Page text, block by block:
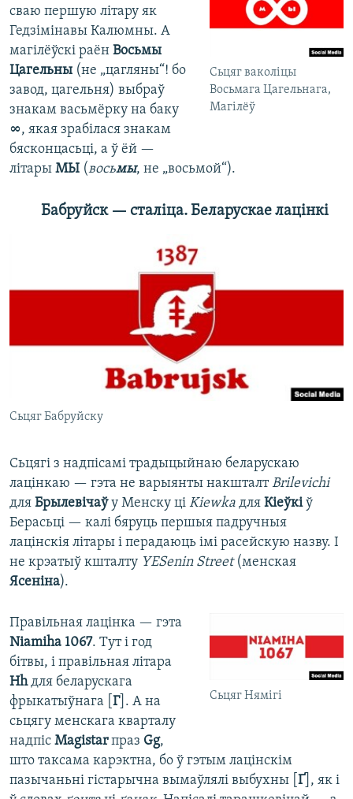
Сьцяг ваколіцы
Восьмага Цагельнага,
Магілёў
сваю першую літару як
Гедзімінавы Калюмны. А
магілёўскі раён Восьмы
Цагельны (не „цагляны“! бо
завод, цагельня) выбраў
знакам васьмёрку на баку
∞, якая зрабілася знакам
бясконцасьці, а ў ёй —
літары МЫ (восьмы, не „восьмой“).
Бабруйск — сталіца. Беларускае лацінкі
Сьцяг Бабруйску
Сьцягі з надпісамі традыцыйнаю беларускаю
лацінкаю — гэта не варыянты накшталтBrilevichi
для Брылевічаўу Менску ці Kiewka для Кіеўкіў
Берасьці — калі бяруць першыя падручныя
лацінскія літары і перадаюць імі расейскую назву. І
не крэатыў кшталту YESenin Street(менская
Ясеніна).
Сьцяг Нямігі
Правільная лацінка — гэта
Niamiha 1067. Тут і год
бітвы, і правільная літара
Hhдля беларускага
фрыкатыўнага [ Г]. А на
сьцягу менскага кварталу
надпіс Magistarпраз Gg,
што таксама карэктна, бо ў гэтым лацінскім
пазычаньні гістарычна вымаўлялі выбухны [ Ґ], як і